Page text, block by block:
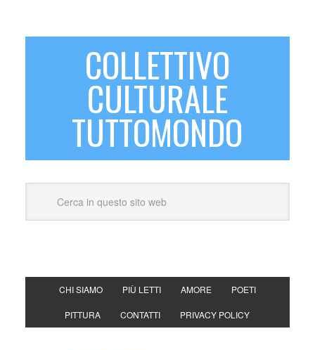
COLLETTIVO
CULTURALE
TUTTOMONDO
CHI SIAMO PIÙ LETTI AMORE POETI
PITTURA CONTATTI PRIVACY POLICY